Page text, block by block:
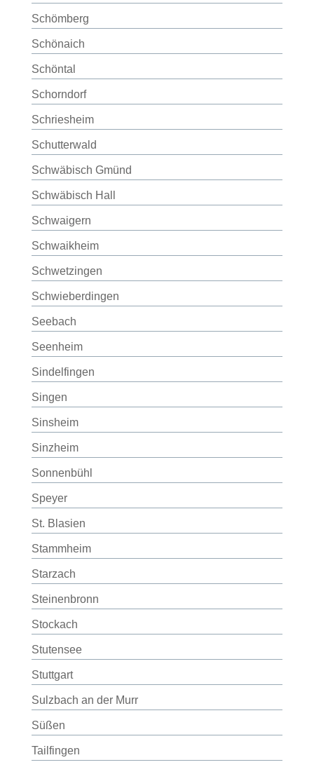
Schömberg
Schönaich
Schöntal
Schorndorf
Schriesheim
Schutterwald
Schwäbisch Gmünd
Schwäbisch Hall
Schwaigern
Schwaikheim
Schwetzingen
Schwieberdingen
Seebach
Seenheim
Sindelfingen
Singen
Sinsheim
Sinzheim
Sonnenbühl
Speyer
St. Blasien
Stammheim
Starzach
Steinenbronn
Stockach
Stutensee
Stuttgart
Sulzbach an der Murr
Süßen
Tailfingen